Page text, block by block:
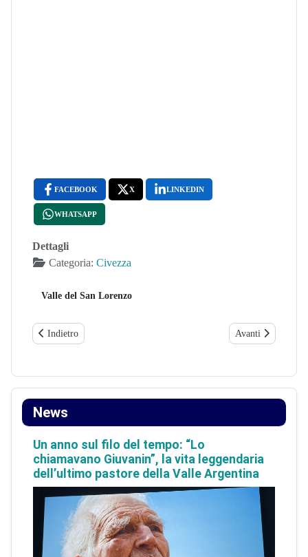
FACEBOOK X LINKEDIN
WHATSAPP
Dettagli
Categoria: Civezza
Valle del San Lorenzo
Articolo precedente: Civezza – Festa di Natale al Forum Ricca e
Indietro Articolo
Avanti
News
Un anno sul filo del tempo: “Lo
chiamavano Giuvanin”, la vita leggendaria
dell’ultimo pastore della Valle Argentina